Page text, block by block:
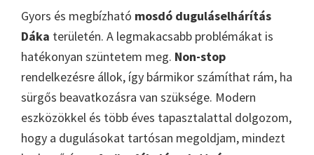
Gyors és megbízható mosdó duguláselhárítás
Dáka területén. A legmakacsabb problémákat is
hatékonyan szüntetem meg. Non-stop
rendelkezésre állok, így bármikor számíthat rám, ha
sürgős beavatkozásra van szüksége. Modern
eszközökkel és több éves tapasztalattal dolgozom,
hogy a dugulásokat tartósan megoldjam, mindezt